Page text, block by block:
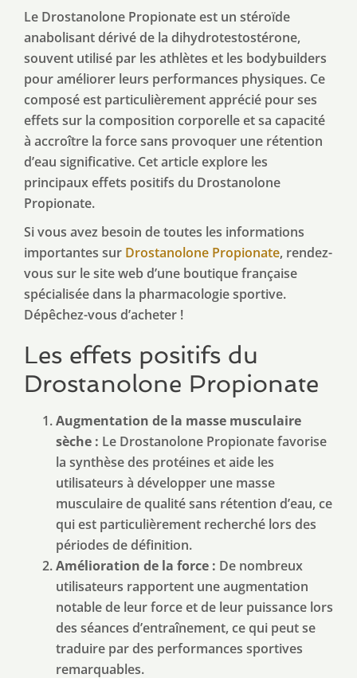
Le Drostanolone Propionate est un stéroïde
anabolisant dérivé de la dihydrotestostérone,
souvent utilisé par les athlètes et les bodybuilders
pour améliorer leurs performances physiques. Ce
composé est particulièrement apprécié pour ses
effets sur la composition corporelle et sa capacité
à accroître la force sans provoquer une rétention
d’eau significative. Cet article explore les
principaux effets positifs du Drostanolone
Propionate.
Si vous avez besoin de toutes les informations
importantes sur Drostanolone Propionate, rendez-
vous sur le site web d’une boutique française
spécialisée dans la pharmacologie sportive.
Dépêchez-vous d’acheter !
Les effets positifs du
Drostanolone Propionate
Augmentation de la masse musculaire
sèche : Le Drostanolone Propionate favorise
la synthèse des protéines et aide les
utilisateurs à développer une masse
musculaire de qualité sans rétention d’eau, ce
qui est particulièrement recherché lors des
périodes de définition.
Amélioration de la force : De nombreux
utilisateurs rapportent une augmentation
notable de leur force et de leur puissance lors
des séances d’entraînement, ce qui peut se
traduire par des performances sportives
remarquables.